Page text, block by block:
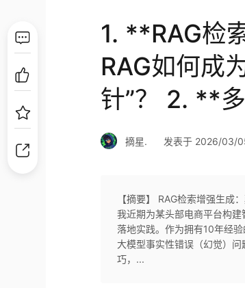
1. **RAG检
RAG如何成
针”？ 2. **
摘星. 发表于 2026/03/
【摘要】 RAG检索增强生成
我近期为某头部电商平台构
落地实践。作为拥有10年经
大模型事实性错误（幻觉）
巧，...